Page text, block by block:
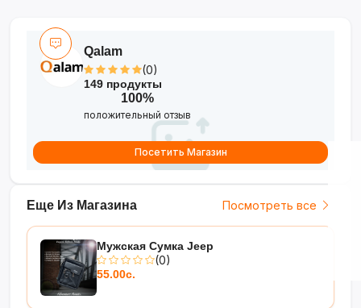
Еще Из Магазина Посмотреть все
Мужская Сумка Jeep
(0)
55.00с.
Qalam
(0)
149 продукты
100%
положительный отзыв
Посетить Магазин